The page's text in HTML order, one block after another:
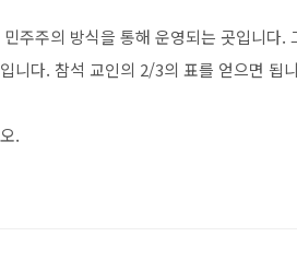
주주의 방식을 통해 운영되는 곳입니다.
니다. 참석 교인의 2/3의 표를 얻으면 됩
.